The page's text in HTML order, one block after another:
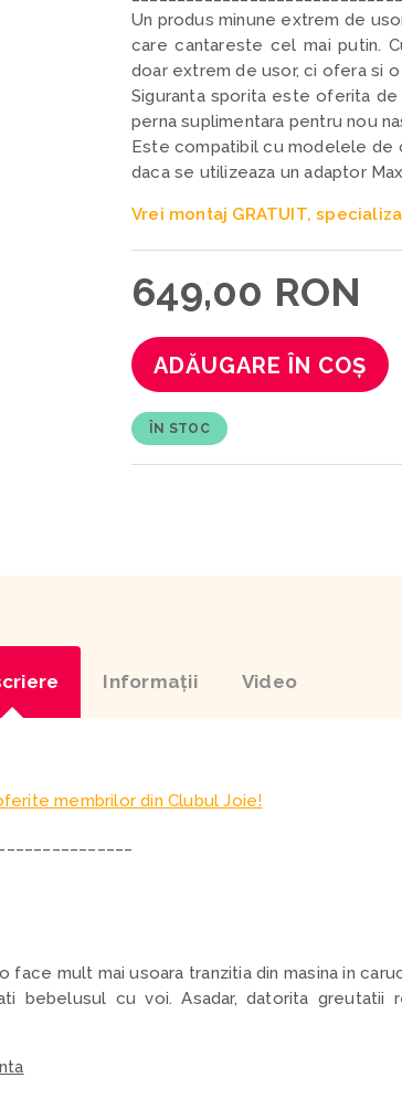
Un produs minune extrem de
care cantareste cel mai putin.
doar extrem de usor, ci ofera si o
Siguranta sporita este oferita
perna suplimentara pentru nou
Este compatibil cu modelele de
daca se utilizeaza un adaptor
Vrei montaj GRATUIT,
649,00 RON
ADĂUGARE ÎN COȘ
ÎN STOC
Informaţii Video
membrilor din Clubul Joie!
face mult mai usoara tranzitia din masina in
bebelusul cu voi. Asadar, datorita greutatii